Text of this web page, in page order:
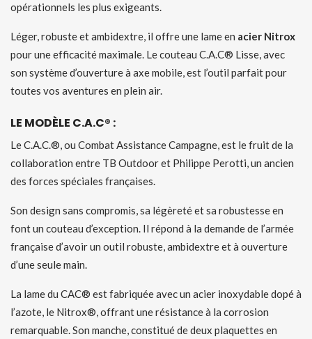
opérationnels les plus exigeants.
Léger, robuste et ambidextre, il offre une lame en acier Nitrox
pour une efficacité maximale. Le couteau C.A.C® Lisse, avec
son système d’ouverture à axe mobile, est l’outil parfait pour
toutes vos aventures en plein air.
LE MODÈLE C.A.C® :
Le C.A.C.®, ou Combat Assistance Campagne, est le fruit de la
collaboration entre TB Outdoor et Philippe Perotti, un ancien
des forces spéciales françaises.
Son design sans compromis, sa légèreté et sa robustesse en
font un couteau d’exception. Il répond à la demande de l’armée
française d’avoir un outil robuste, ambidextre et à ouverture
d’une seule main.
La lame du CAC® est fabriquée avec un acier inoxydable dopé à
l’azote, le Nitrox®, offrant une résistance à la corrosion
remarquable. Son manche, constitué de deux plaquettes en